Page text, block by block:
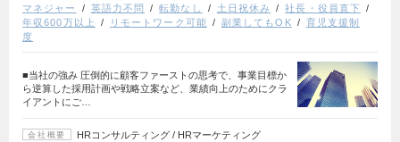
マネジャー
英語力不問 転勤なし 土日祝休み
社長・役員直下
年収600万以上
リモートワーク可能 副業してもOK
育児支援制
度
■当社の強み 圧倒的に顧客ファーストの思考で、事業目標か
ら逆算した採用計画や戦略立案など、業績向上のためにクラ
イアントにご…
会社概要 HRコンサルティング / HRマーケティング